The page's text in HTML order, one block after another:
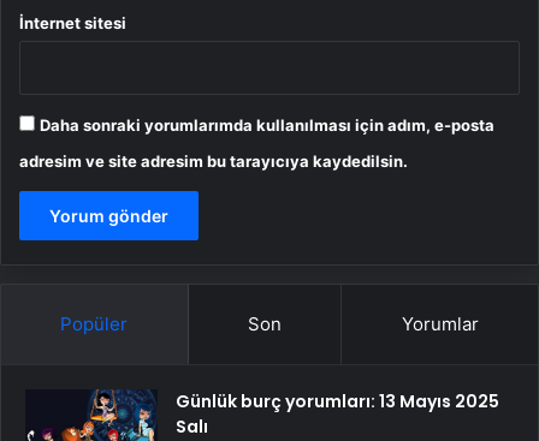
İnternet sitesi
Daha sonraki yorumlarımda kullanılması için adım, e-posta
adresim ve site adresim bu tarayıcıya kaydedilsin.
Popüler Son Yorumlar
Günlük burç yorumları: 13 Mayıs 2025
Salı